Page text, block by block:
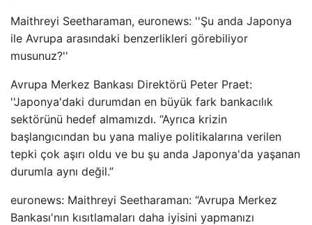
Maithreyi Seetharaman, euronews: ''Şu anda Japonya
ile Avrupa arasındaki benzerlikleri görebiliyor
musunuz?''
Avrupa Merkez Bankası Direktörü Peter Praet:
''Japonya'daki durumdan en büyük fark bankacılık
sektörünü hedef almamızdı. “Ayrıca krizin
başlangıcından bu yana maliye politikalarına verilen
tepki çok aşırı oldu ve bu şu anda Japonya'da yaşanan
durumla aynı değil.”
euronews: Maithreyi Seetharaman: “Avrupa Merkez
Bankası'nın kısıtlamaları daha iyisini yapmanızı